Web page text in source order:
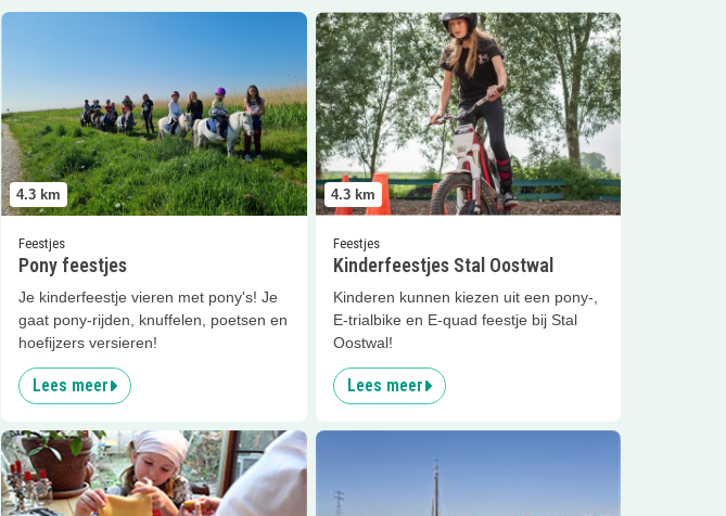
4.3 km
Feestjes
Pony feestjes
Je kinderfeestje vieren met pony's! Je
gaat pony-rijden, knuffelen, poetsen en
hoefijzers versieren!
Lees meer
Lees meer
4.3 km
Feestjes
Kinderfeestjes Stal Oostwal
Kinderen kunnen kiezen uit een pony-,
E-trialbike en E-quad feestje bij Stal
Oostwal!
Lees meer
Lees meer Kinderfeestjes Stal Oostwal
Lees meer Kinderkookcafé KINDERKOKSLees meer